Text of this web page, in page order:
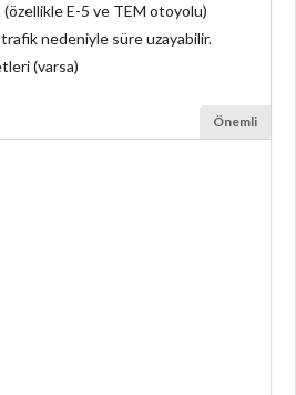
E-5 ve TEM otoyolu)
nedeniyle süre uzayabilir.
(varsa)
Önemli